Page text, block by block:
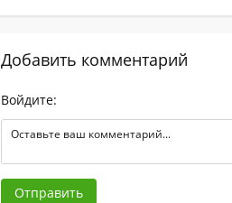
Добавить комментарий
Войдите:
Отправить